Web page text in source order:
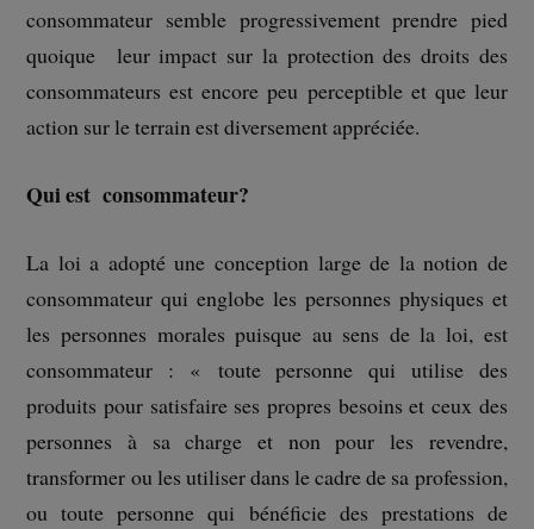
consommateur semble progressivement prendre pied
quoique leur impact sur la protection des droits des
consommateurs est encore peu perceptible et que leur
action sur le terrain est diversement appréciée.
Qui est consommateur?
La loi a adopté une conception large de la notion de
consommateur qui englobe les personnes physiques et
les personnes morales puisque au sens de la loi, est
consommateur : « toute personne qui utilise des
produits pour satisfaire ses propres besoins et ceux des
personnes à sa charge et non pour les revendre,
transformer ou les utiliser dans le cadre de sa profession,
ou toute personne qui bénéficie des prestations de